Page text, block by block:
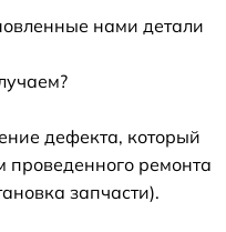
нами детали
дефекта, который
проведенного ремонта
запчасти).